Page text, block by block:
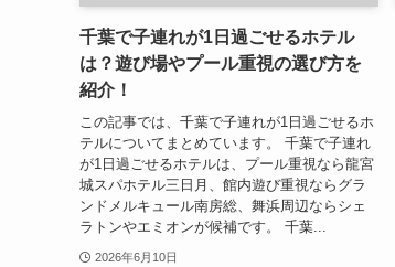
千葉で子連れが1日過ごせるホテル
は？遊び場やプール重視の選び方を
紹介！
この記事では、千葉で子連れが1日過ごせるホ
テルについてまとめています。 千葉で子連れ
が1日過ごせるホテルは、プール重視なら龍宮
城スパホテル三日月、館内遊び重視ならグラ
ンドメルキュール南房総、舞浜周辺ならシェ
ラトンやエミオンが候補です。 千葉...
2026年6月10日